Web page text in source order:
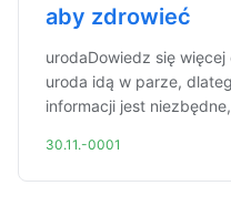
aby zdrowieć
urodaDowiedz się
uroda idą w parze,
informacji jest
30.11.-0001